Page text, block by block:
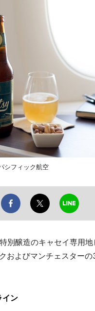
シフィック航空
別醸造のキャセイ専用
およびマンチェスター
イン